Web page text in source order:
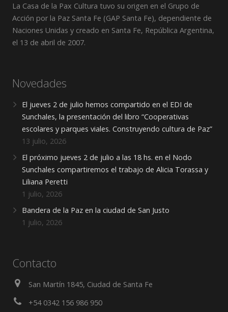
La Casa de la Pax Cultura tuvo su origen en el Grupo de
Acción por la Paz Santa Fe (GAP Santa Fe), dependiente de
Naciones Unidas y creado en Santa Fe, República Argentina,
el 13 de abril de 2007.
Novedades
El jueves 2 de julio hemos compartido en el EDI de
Sunchales, la presentación del libro “Cooperativas
escolares y parques viales. Construyendo cultura de Paz”
13 julio, 2026
El próximo jueves 2 de julio a las 18 hs. en el Nodo
Sunchales compartiremos el trabajo de Alicia Torassa y
Liliana Peretti
1 julio, 2026
Bandera de la Paz en la ciudad de San Justo
1 julio, 2026
Contacto
San Martín 1845, Ciudad de Santa Fe
+54 0342 156 986 950